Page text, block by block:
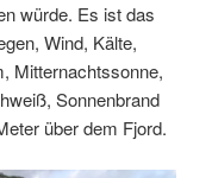
würde. Es ist das
Wind, Kälte,
Mitternachtssonne,
Sonnenbrand
über dem Fjord.